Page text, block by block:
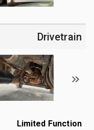
Drivetrain
Limited Function